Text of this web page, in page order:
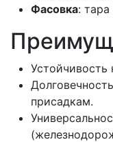
Фасовка: тара
Устойчивость
присадкам.